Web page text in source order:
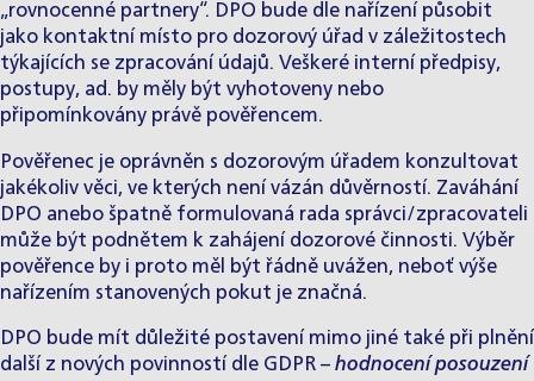
„rovnocenné partnery“. DPO bude dle nařízení působit
jako kontaktní místo pro dozorový úřad v záležitostech
týkajících se zpracování údajů. Veškeré interní předpisy,
postupy, ad. by měly být vyhotoveny nebo
připomínkovány právě pověřencem.
Pověřenec je oprávněn s dozorovým úřadem konzultovat
jakékoliv věci, ve kterých není vázán důvěrností. Zaváhání
DPO anebo špatně formulovaná rada správci/zpracovateli
může být podnětem k zahájení dozorové činnosti. Výběr
pověřence by i proto měl být řádně uvážen, neboť výše
nařízením stanovených pokut je značná.
DPO bude mít důležité postavení mimo jiné také při plnění
další z nových povinností dle GDPR – hodnocení posouzení